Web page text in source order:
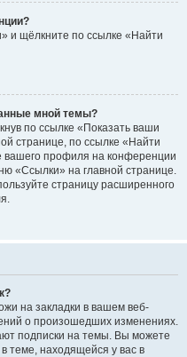
и щёлкните по ссылке «Найти
мной темы?
по ссылке «Показать ваши
странице, по ссылке «Найти
вашего профиля на конференции
«Ссылки» на главной странице.
страницу расширенного
на закладки в вашем веб-
о произошедших изменениях.
подписки на темы. Вы можете
теме, находящейся у вас в